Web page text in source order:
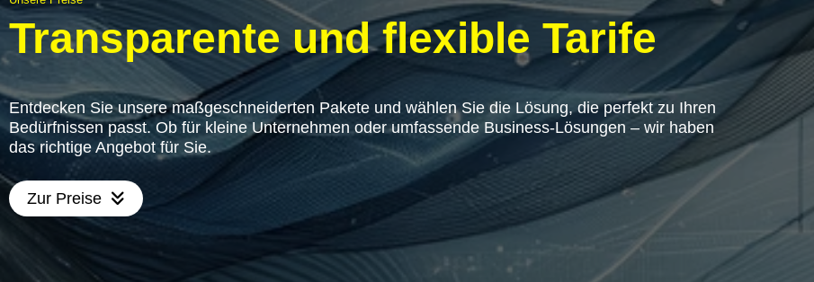
Transparente und flexible Tarife
Entdecken Sie unsere maßgeschneiderten Pakete und wählen Sie die Lösung, die perfekt zu Ihren
Bedürfnissen passt. Ob für kleine Unternehmen oder umfassende Business-Lösungen – wir haben
das richtige Angebot für Sie.
Zur Preise